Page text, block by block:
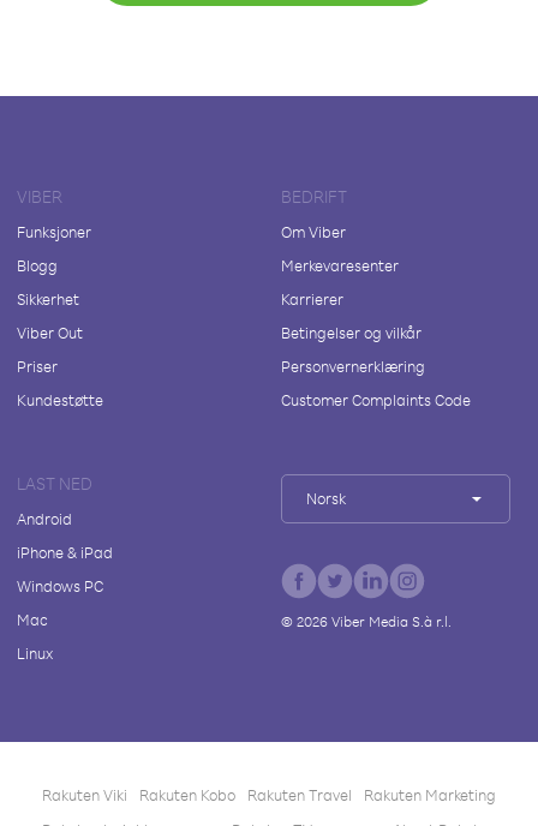
VIBER
Funksjoner
Blogg
Sikkerhet
Viber Out
Priser
Kundestøtte
BEDRIFT
Om Viber
Merkevaresenter
Karrierer
Betingelser og vilkår
Personvernerklæring
Customer Complaints Code
LAST NED
Android
iPhone & iPad
Windows PC
Mac
Linux
Norsk
© 2026Viber Media S.à r.l.
Rakuten Viki Rakuten Kobo Rakuten Travel
Rakuten Marketing